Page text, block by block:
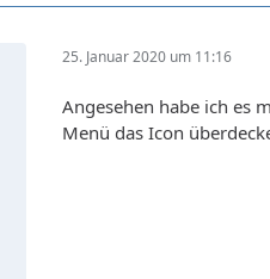
25. Januar 2020 um 11:16
Angesehen habe ich es
Menü das Icon